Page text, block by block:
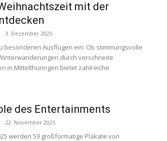
mit der
- 3. Dezember 2025
besonderen Ausflügen ein: Ob stimmungsvolle
durch verschneite
in Mittelthüringen bietet zahlreiche
des Entertainments
- 22. November 2025
werden 59 großformatige Plakate von